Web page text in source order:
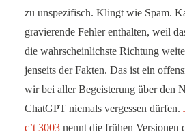
zu unspezifisch. Klingt wie Spam.
gravierende Fehler enthalten, weil
die wahrscheinlichste Richtung
jenseits der Fakten. Das ist ein
wir bei aller Begeisterung über den
ChatGPT niemals vergessen dürfen.
c’t 3003 nennt die frühen Versionen